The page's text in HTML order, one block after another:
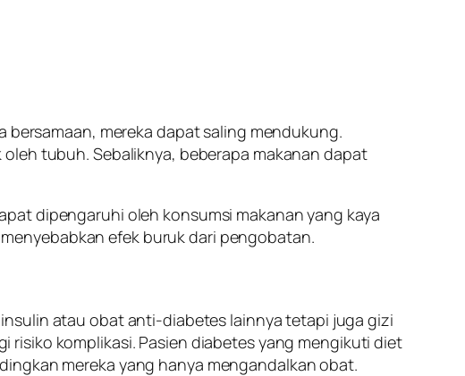
bersamaan, mereka dapat saling mendukung.
tubuh. Sebaliknya, beberapa makanan dapat
dipengaruhi oleh konsumsi makanan yang kaya
efek buruk dari pengobatan.
atau obat anti-diabetes lainnya tetapi juga gizi
komplikasi. Pasien diabetes yang mengikuti diet
mereka yang hanya mengandalkan obat.